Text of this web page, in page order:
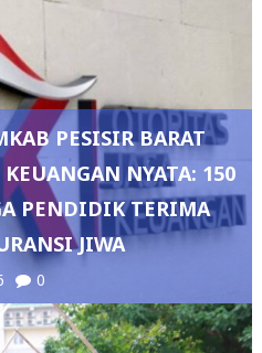
PESISIR BARAT
NYATA: 150
PENDIDIK TERIMA
JIWA
0